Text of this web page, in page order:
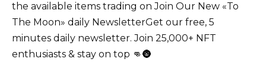
the available items trading on Join Our New «To
The Moon» daily NewsletterGet our free, 5
minutes daily newsletter. Join 25,000+ NFT
enthusiasts & stay on top 👊🌚